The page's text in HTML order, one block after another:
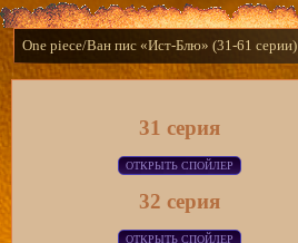
One piece/Ван пис «Ист-Блю» (31-61 серии)
31 серия
32 серия